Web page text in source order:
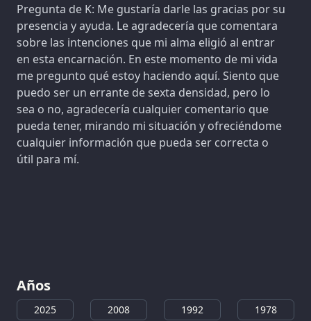
Pregunta de K: Me gustaría darle las gracias por su
presencia y ayuda. Le agradecería que comentara
sobre las intenciones que mi alma eligió al entrar
en esta encarnación. En este momento de mi vida
me pregunto qué estoy haciendo aquí. Siento que
puedo ser un errante de sexta densidad, pero lo
sea o no, agradecería cualquier comentario que
pueda tener, mirando mi situación y ofreciéndome
cualquier información que pueda ser correcta o
útil para mí.
Años
2025
2008
1992
1978